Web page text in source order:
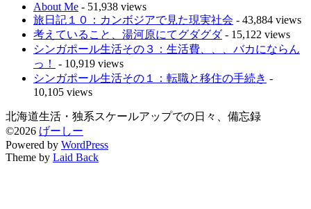
About Me - 51,938 views
旅日記１０：カンボジアで見た現実社会 - 43,884 views
考えていること、湯河原にてグダグダ- 15,122 views
シンガポール生活その３：生活費、、、バカにならん
っ！
- 10,919 views
シンガポール生活その１：転職と移住の手続き -
10,105 views
北海道生活・独系スケールアップでの日々、備忘録
©2026 げーしー
Powered by WordPress
Theme by Laid Back